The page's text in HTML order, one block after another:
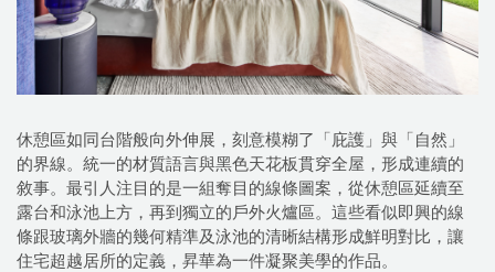
休憩區如同台階般向外伸展，刻意模糊了「庇護」與「自然」
的界線。統一的材質語言與黑色天花板貫穿全屋，形成連續的
敘事。最引人注目的是一組奪目的線條圖案，從休憩區延續至
露台和泳池上方，再到獨立的戶外火爐區。這些看似即興的線
條跟玻璃外牆的幾何精準及泳池的清晰結構形成鮮明對比，讓
住宅超越居所的定義，昇華為一件凝聚美學的作品。